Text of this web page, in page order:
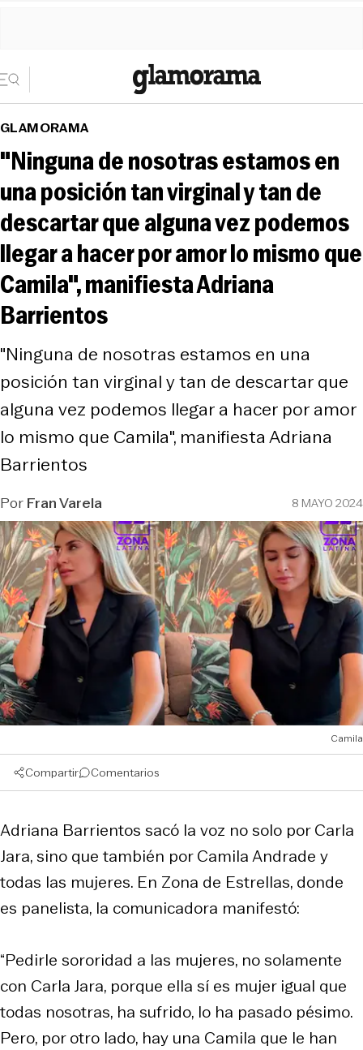
GLAMORAMA
"Ninguna de nosotras estamos en
una posición tan virginal y tan de
descartar que alguna vez podemos
llegar a hacer por amor lo mismo que
Camila", manifiesta Adriana
Barrientos
"Ninguna de nosotras estamos en una
posición tan virginal y tan de descartar que
alguna vez podemos llegar a hacer por amor
lo mismo que Camila", manifiesta Adriana
Barrientos
PorFran Varela 8 MAYO 2024
Camila
Compartir Comentarios
Adriana Barrientos sacó la voz no solo por Carla
Jara, sino que también por Camila Andrade y
todas las mujeres. En Zona de Estrellas, donde
es panelista, la comunicadora manifestó:
“Pedirle sororidad a las mujeres, no solamente
con Carla Jara, porque ella sí es mujer igual que
todas nosotras, ha sufrido, lo ha pasado pésimo.
Pero, por otro lado, hay una Camila que le han